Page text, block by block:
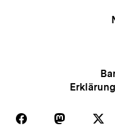
Folgen
Auf
Folgen